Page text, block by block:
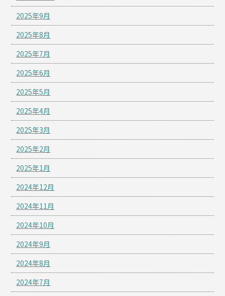
2025年9月
2025年8月
2025年7月
2025年6月
2025年5月
2025年4月
2025年3月
2025年2月
2025年1月
2024年12月
2024年11月
2024年10月
2024年9月
2024年8月
2024年7月